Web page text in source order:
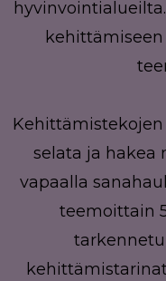
selata ja hakea
vapaalla
teemoittain